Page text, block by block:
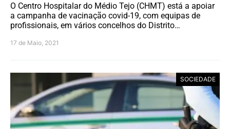
O Centro Hospitalar do Médio Tejo (CHMT) está a apoiar
a campanha de vacinação covid-19, com equipas de
profissionais, em vários concelhos do Distrito…
17 de Maio, 2021
SOCIEDADE